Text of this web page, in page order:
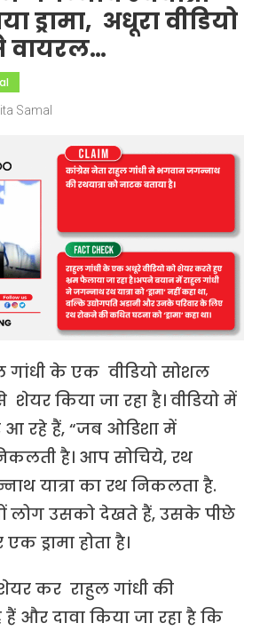
ड्रामा, अधूरा वीडियो
वायरल…
Samal
गांधी के एक वीडियो सोशल
शेयर किया जा रहा है। वीडियो में
रहे हैं, “जब ओडिशा में
है। आप सोचिये, रथ
यात्रा का रथ निकलता है.
लोग उसको देखते हैं, उसके पीछे
ड्रामा होता है।
कर राहुल गांधी की
और दावा किया जा रहा है कि